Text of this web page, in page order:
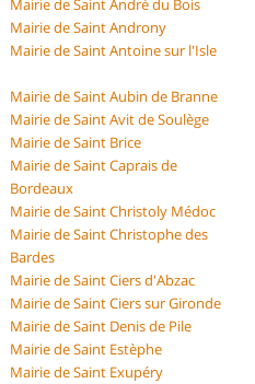
Mairie de Saint André du Bois
Mairie de Saint Androny
Mairie de Saint Antoine sur l'Isle
Mairie de Saint Aubin de Branne
Mairie de Saint Avit de Soulège
Mairie de Saint Brice
Mairie de Saint Caprais de
Bordeaux
Mairie de Saint Christoly Médoc
Mairie de Saint Christophe des
Bardes
Mairie de Saint Ciers d'Abzac
Mairie de Saint Ciers sur Gironde
Mairie de Saint Denis de Pile
Mairie de Saint Estèphe
Mairie de Saint Exupéry